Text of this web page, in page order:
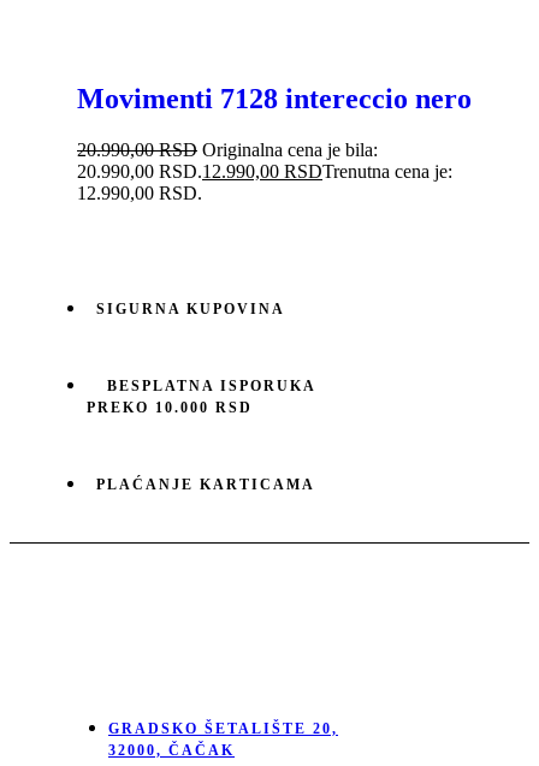
Movimenti 7128 intereccio nero
20.990,00RSD Originalna cena je bila:
20.990,00 RSD.12.990,00 RSDTrenutna cena je:
12.990,00 RSD.
SIGURNA KUPOVINA
BESPLATNA ISPORUKA
PREKO 10.000 RSD
PLAĆANJE KARTICAMA
GRADSKO ŠETALIŠTE 20,
32000, ČAČAK